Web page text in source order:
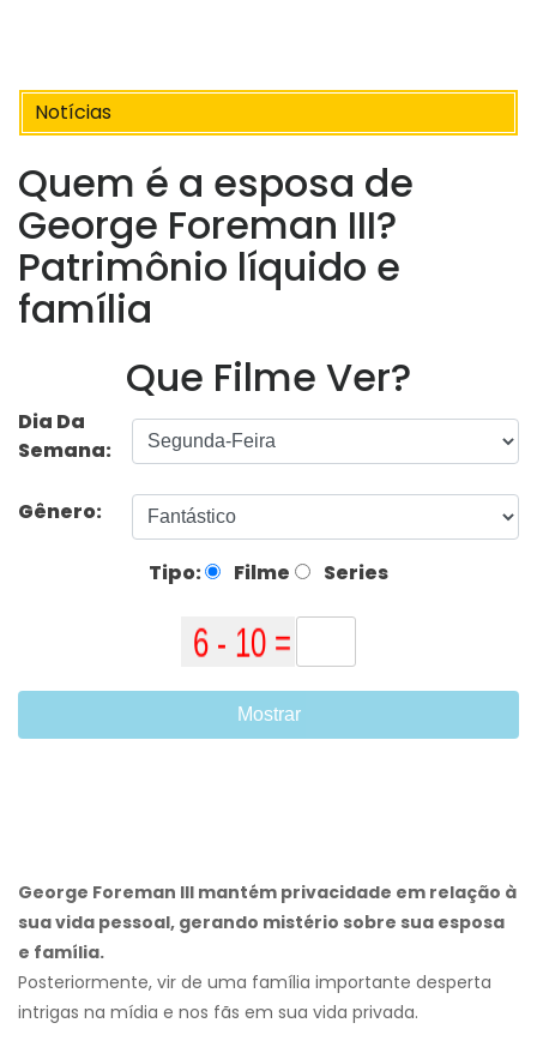
Notícias
Quem é a esposa de
George Foreman III?
Patrimônio líquido e
família
Que Filme Ver?
Dia Da
Semana:
Gênero:
Tipo: Filme Series
Mostrar
George Foreman III mantém privacidade em relação à
sua vida pessoal, gerando mistério sobre sua esposa
e família.
Posteriormente, vir de uma família importante desperta
intrigas na mídia e nos fãs em sua vida privada.